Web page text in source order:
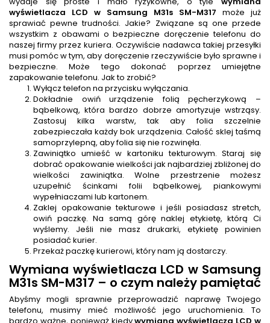
wyświetlacza LCD w Samsung M31s SM-M317 może już
sprawiać pewne trudności. Jakie? Związane są one przede
wszystkim z obawami o bezpieczne doręczenie telefonu do
naszej firmy przez kuriera. Oczywiście nadawca takiej przesyłki
musi pomóc w tym, aby doręczenie rzeczywiście było sprawne i
bezpieczne. Może tego dokonać poprzez umiejętne
zapakowanie telefonu. Jak to zrobić?
Wyłącz telefon na przycisku wyłączania.
Dokładnie owiń urządzenie folią pęcherzykową –
bąbelkową, która bardzo dobrze amortyzuje wstrząsy.
Zastosuj kilka warstw, tak aby folia szczelnie
zabezpieczała każdy bok urządzenia. Całość sklej taśmą
samoprzylepną, aby folia się nie rozwinęła.
Zawiniątko umieść w kartoniku tekturowym. Staraj się
dobrać opakowanie wielkości jak najbardziej zbliżonej do
wielkości zawiniątka. Wolne przestrzenie możesz
uzupełnić ścinkami folii bąbelkowej, piankowymi
wypełniaczami lub kartonem.
Zaklej opakowanie tekturowe i jeśli posiadasz stretch,
owiń paczkę. Na samą górę naklej etykietę, którą Ci
wyślemy. Jeśli nie masz drukarki, etykietę powinien
posiadać kurier.
Przekaż paczkę kurierowi, który nam ją dostarczy.
Wymiana wyświetlacza LCD w Samsung
M31s SM-M317 – o czym należy pamiętać
Abyśmy mogli sprawnie przeprowadzić naprawę Twojego
telefonu, musimy mieć możliwość jego uruchomienia. To